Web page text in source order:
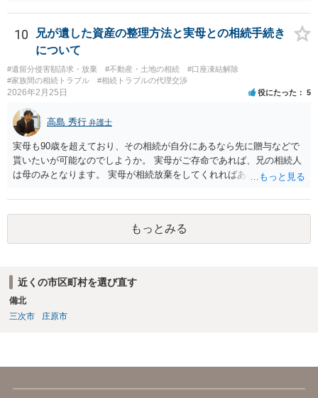
10
兄が遺した資産の整理方法と実母との相続手続き
について
#遺留分侵害額請求・放棄 #不動産・土地の相続
#口座凍結解除
#家族間の相続トラブル
#相続トラブルの代理交渉
2026年2月25日 役にたった 5
高島 秀行 弁護士
実母も90歳を超えており、その相続が自分にあるなら先に贈与などで
貰いたいが可能なのでしようか。 実母がご存命であれば、兄の相続人
は母のみとなります。 実母が相続放棄をしてくれればあなた方兄弟及
ないと思います。
もっとみる
近くの市区町村を選び直す
備北
三次市
庄原市